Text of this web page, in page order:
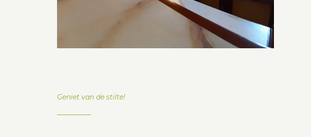
Geniet van de stilte!